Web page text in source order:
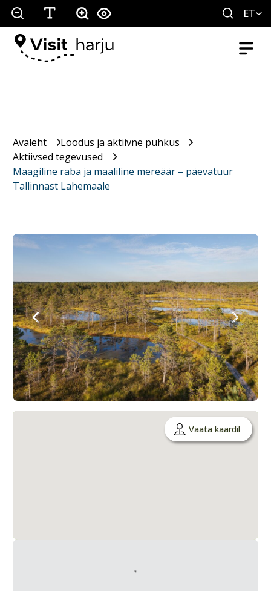
ET
Avaleht
Loodus ja aktiivne puhkus
Aktiivsed tegevused
Maagiline raba ja maaliline mereäär – päevatuur
Tallinnast Lahemaale
Vaata kaardil